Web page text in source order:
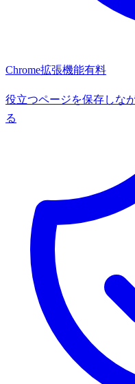
Chrome拡張機能有料
役立つページを保存しな
る